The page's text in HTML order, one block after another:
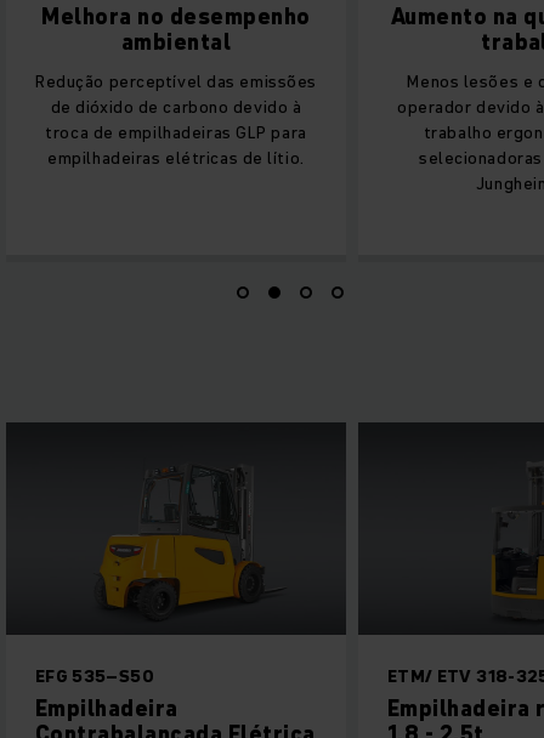
Aumento na qualidade do
trabalho
Menos lesões e desgastes do
operador devido às estações de
trabalho ergonômicas das
selecionadoras de pedidos
Projeto
picking
ETM/ ETV 318-325
Empilhadeira retrátil de